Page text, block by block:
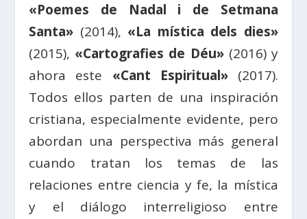
«Poemes de Nadal i de Setmana
Santa» (2014), «La mística dels dies»
(2015), «Cartografies de Déu»(2016) y
ahora este «Cant Espiritual»(2017).
Todos ellos parten de una inspiración
cristiana, especialmente evidente, pero
abordan una perspectiva más general
cuando tratan los temas de las
relaciones entre ciencia y fe, la mística
y el diálogo interreligioso entre